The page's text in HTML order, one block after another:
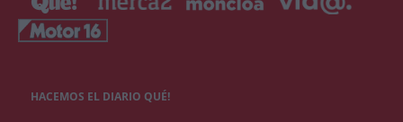
HACEMOS EL DIARIO QUÉ!